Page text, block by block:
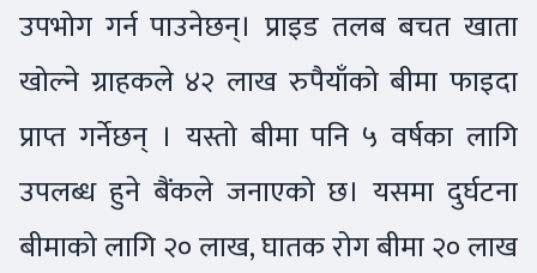
उपभोग गर्न पाउनेछन्। प्राइड तलब बचत खाता
खोल्ने ग्राहकले ४२ लाख रुपैयाँको बीमा फाइदा
प्राप्त गर्नेछन् । यस्तो बीमा पनि ५ वर्षका लागि
उपलब्ध हुने बैंकले जनाएको छ। यसमा दुर्घटना
बीमाको लागि २० लाख, घातक रोग बीमा २० लाख